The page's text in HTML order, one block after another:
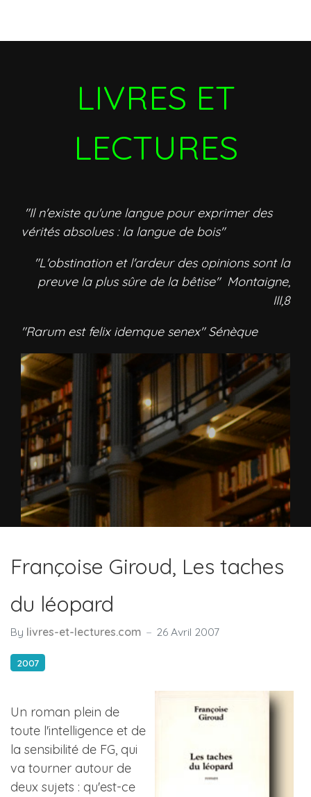
LIVRES ET
LECTURES
"Il n'existe qu'une langue pour exprimer des
vérités absolues : la langue de bois"
"L'obstination et l'ardeur des opinions sont la
preuve la plus sûre de la bêtise" Montaigne,
III,8
"Rarum est felix idemque senex" Sénèque
Françoise Giroud, Les taches
du léopard
By livres-et-lectures.com 26 Avril 2007
2007
Un roman plein de
toute l'intelligence et de
la sensibilité de FG, qui
va tourner autour de
deux sujets : qu'est-ce